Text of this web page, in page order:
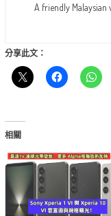
A friendly Malaysian
分享此文：
相關